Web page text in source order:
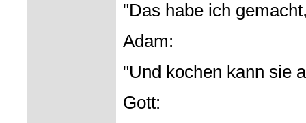
"Das habe ich
Adam:
"Und kochen kann sie
Gott: